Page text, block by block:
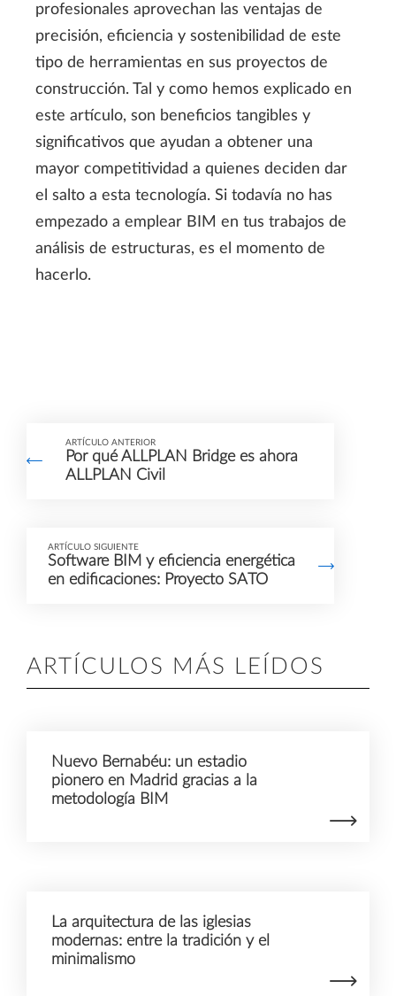
profesionales aprovechan las ventajas de
precisión, eficiencia y sostenibilidad de este
tipo de herramientas en sus proyectos de
construcción. Tal y como hemos explicado en
este artículo, son beneficios tangibles y
significativos que ayudan a obtener una
mayor competitividad a quienes deciden dar
el salto a esta tecnología. Si todavía no has
empezado a emplear BIM en tus trabajos de
análisis de estructuras, es el momento de
hacerlo.
ARTÍCULO ANTERIOR
Por qué ALLPLAN Bridge es ahora
ALLPLAN Civil
ARTÍCULO SIGUIENTE
Software BIM y eficiencia energética
en edificaciones: Proyecto SATO
ARTÍCULOS MÁS LEÍDOS
Nuevo Bernabéu: un estadio
pionero en Madrid gracias a la
metodología BIM
La arquitectura de las iglesias
modernas: entre la tradición y el
minimalismo